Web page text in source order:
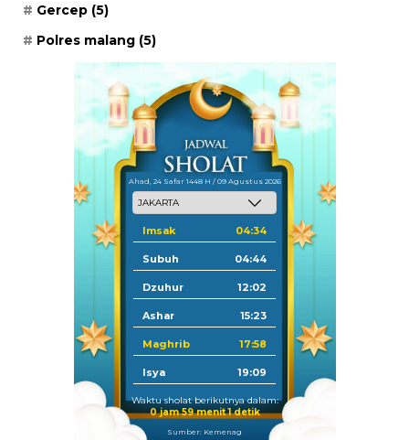
Gercep (5)
Polres malang (5)
Ahad, 24 Safar 1448 H / 09 Agustus 2026
Imsak 04:34
Subuh 04:44
Dzuhur 12:02
Ashar 15:23
Maghrib 17:58
Isya 19:09
Waktu sholat berikutnya dalam:
0 jam 59 menit 0 detik
Sumber: Kemenag